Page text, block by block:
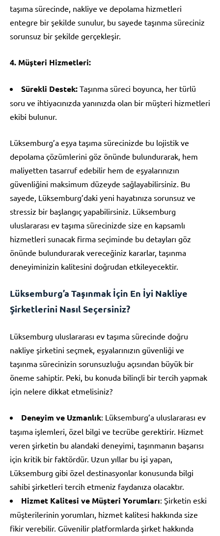
taşıma sürecinde, nakliye ve depolama hizmetleri
entegre bir şekilde sunulur, bu sayede taşınma süreciniz
sorunsuz bir şekilde gerçekleşir.
4. Müşteri Hizmetleri:
Sürekli Destek: Taşınma süreci boyunca, her türlü
soru ve ihtiyacınızda yanınızda olan bir müşteri hizmetleri
ekibi bulunur.
Lüksemburg’a eşya taşıma sürecinizde bu lojistik ve
depolama çözümlerini göz önünde bulundurarak, hem
maliyetten tasarruf edebilir hem de eşyalarınızın
güvenliğini maksimum düzeyde sağlayabilirsiniz. Bu
sayede, Lüksemburg’daki yeni hayatınıza sorunsuz ve
stressiz bir başlangıç yapabilirsiniz. Lüksemburg
uluslararası ev taşıma sürecinizde size en kapsamlı
hizmetleri sunacak firma seçiminde bu detayları göz
önünde bulundurarak vereceğiniz kararlar, taşınma
deneyiminizin kalitesini doğrudan etkileyecektir.
Lüksemburg’a Taşınmak İçin En İyi Nakliye
Şirketlerini Nasıl Seçersiniz?
Lüksemburg uluslararası ev taşıma sürecinde doğru
nakliye şirketini seçmek, eşyalarınızın güvenliği ve
taşınma sürecinizin sorunsuzluğu açısından büyük bir
öneme sahiptir. Peki, bu konuda bilinçli bir tercih yapmak
için nelere dikkat etmelisiniz?
Deneyim ve Uzmanlık: Lüksemburg’a uluslararası ev
taşıma işlemleri, özel bilgi ve tecrübe gerektirir. Hizmet
veren şirketin bu alandaki deneyimi, taşınmanın başarısı
için kritik bir faktördür. Uzun yıllar bu işi yapan,
Lüksemburg gibi özel destinasyonlar konusunda bilgi
sahibi şirketleri tercih etmeniz faydanıza olacaktır.
Hizmet Kalitesi ve Müşteri Yorumları: Şirketin eski
müşterilerinin yorumları, hizmet kalitesi hakkında size
fikir verebilir. Güvenilir platformlarda şirket hakkında